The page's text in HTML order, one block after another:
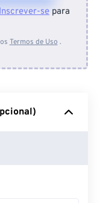
se para
Termos de Uso .